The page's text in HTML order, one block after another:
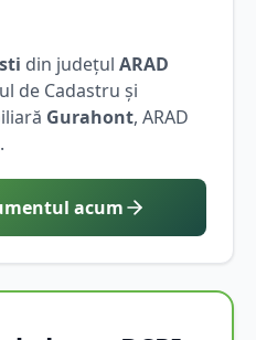
din județul ARAD
de Cadastru și
Gurahont, ARAD
acum